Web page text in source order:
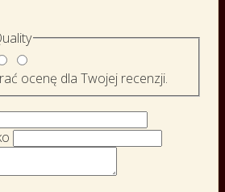
ocenę dla Twojej recenzji.